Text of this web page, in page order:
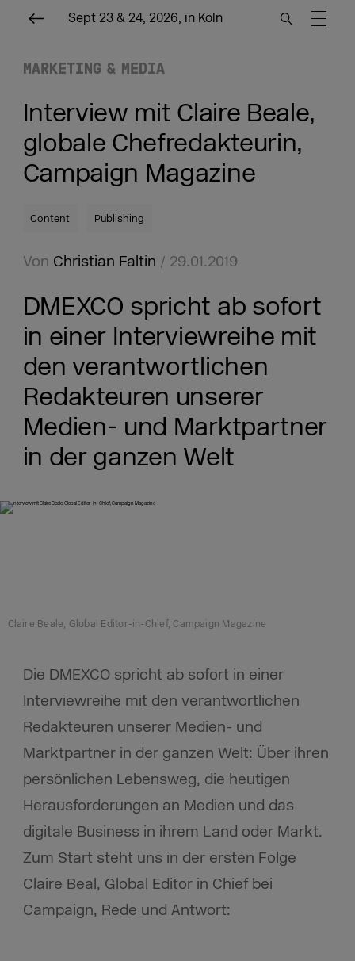
Sept 23 & 24, 2026, in Köln
MARKETING & MEDIA
Interview mit Claire Beale,
globale Chefredakteurin,
Campaign Magazine
Content Publishing
Von Christian Faltin / 29.01.2019
DMEXCO spricht ab sofort
in einer Interviewreihe mit
den verantwortlichen
Redakteuren unserer
Medien- und Marktpartner
in der ganzen Welt
Claire Beale, Global Editor-in-Chief, Campaign Magazine
Die DMEXCO spricht ab sofort in einer
Interviewreihe mit den verantwortlichen
Redakteuren unserer Medien- und
Marktpartner in der ganzen Welt: Über ihren
persönlichen Lebensweg, die heutigen
Herausforderungen an Medien und das
digitale Business in ihrem Land oder Markt.
Zum Start steht uns in der ersten Folge
Claire Beal, Global Editor in Chief bei
Campaign, Rede und Antwort: